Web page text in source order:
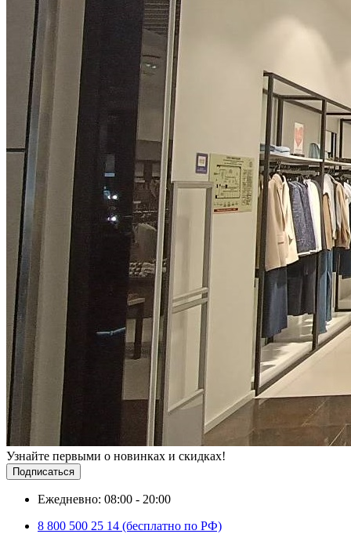
Узнайте первыми о новинках и скидках!
Подписаться
Ежедневно: 08:00 - 20:00
8 800 500 25 14 (бесплатно по РФ)